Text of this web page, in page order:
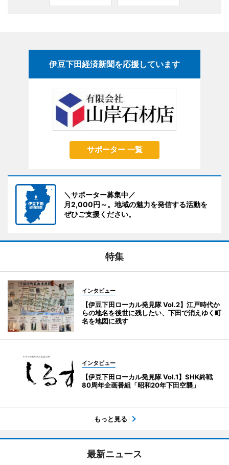
伊豆下田経済新聞を応援しています
サポーター 一覧
＼サポーター募集中／
月2,000円～。地域の魅力を発信する活動を
ぜひご支援ください。
特集
インタビュー
【伊豆下田ローカル発見隊 Vol.2】江戸時代か
らの地名を後世に残したい、下田で消えゆく町
名を地図に残す
インタビュー
【伊豆下田ローカル発見隊 Vol.1】SHK終戦
80周年企画番組「昭和20年下田空襲」
もっと見る
最新ニュース